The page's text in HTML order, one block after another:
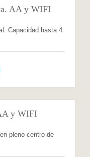
AA y WIFI
Capacidad hasta 4
y WIFI
pleno centro de